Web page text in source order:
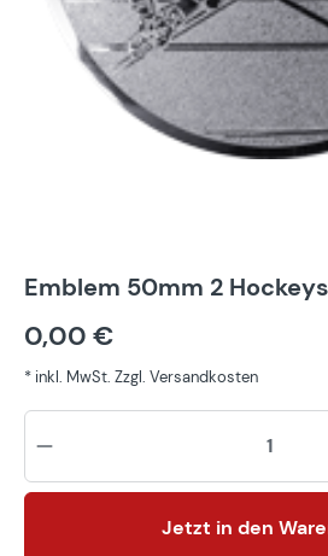
Emblem 50mm 2
0,00 €
* inkl. MwSt. Zzgl. Versandkosten
Jetzt in den